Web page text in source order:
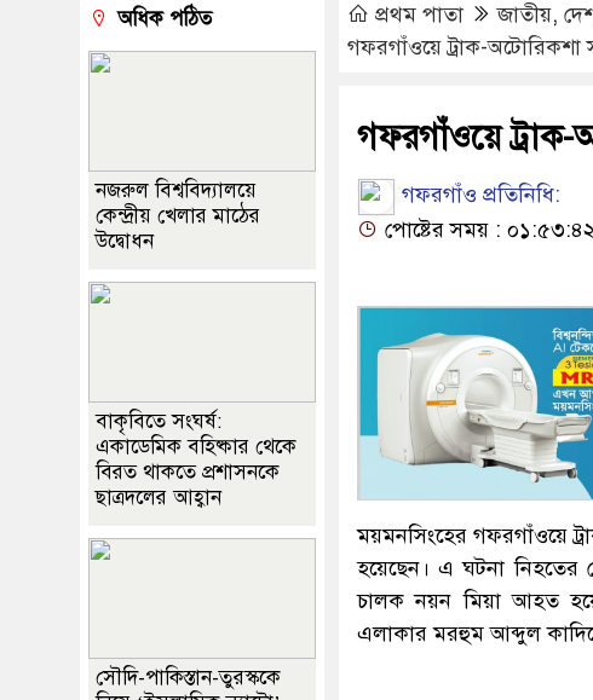
প্রথম পাতা জাতীয়,
গফরগাঁওয়ে ট্রাক-অটোরিকশা
গফরগাঁওয়ে ট্রাক-
গফরগাঁও প্রতিনিধি:
পোষ্টের সময় :
ময়মনসিংহের গফরগাঁওয়ে
হয়েছেন। এ ঘটনা
চালক নয়ন মিয়া আহত
এলাকার মরহুম আব্দুল কাদিরে
অধিক পঠিত
নজরুল বিশ্ববিদ্যালয়ে
কেন্দ্রীয় খেলার মাঠের
উদ্বোধন
বাকৃবিতে সংঘর্ষ:
একাডেমিক বহিষ্কার থেকে
বিরত থাকতে প্রশাসনকে
ছাত্রদলের আহ্বান
সৌদি-পাকিস্তান-তুরস্ককে